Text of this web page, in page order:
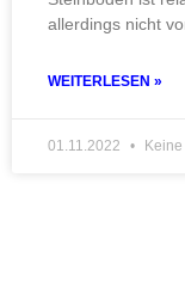
allerdings nicht
WEITERLESEN »
01.11.2022